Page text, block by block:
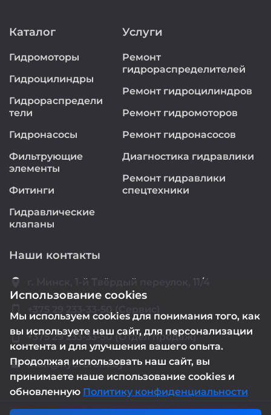
Каталог
Гидромоторы
Гидроцилиндры
Гидрораспредели
тели
Гидронасосы
Фильтрующие
элементы
Фитинги
Гидравлические
клапаны
Услуги
Ремонт
гидрораспределителей
Ремонт гидроцилиндров
Ремонт гидромоторов
Ремонт гидронасосов
Диагностика гидравлики
Ремонт гидравлики
спецтехники
Наши контакты
location_on г. Минск, 1-й Твёрдый переулок, 11/4
smartphone +375 29 233-33-50 (Сервис)
smartphone +375 29 233-33-50 (Отдел продаж)
email mail@hydrorem.by
Использование cookies
Мы используем cookies для понимания того, как
вы используете наш сайт, для персонализации
контента и для улучшения вашего опыта.
Продолжая использовать наш сайт, вы
принимаете наше использование cookies и
обновленную Политику конфиденциальности